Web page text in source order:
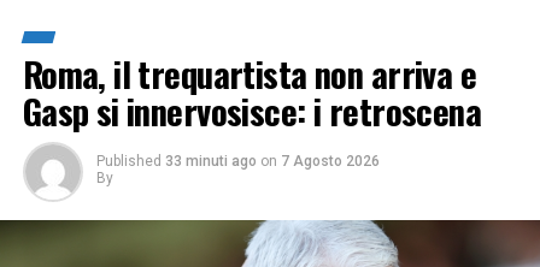
Roma, il trequartista non arriva e
Gasp si innervosisce: i retroscena
Published 33 minuti ago on 7 Agosto 2026
By